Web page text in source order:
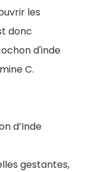
les
donc
d'inde
C.
d’Inde
gestantes,